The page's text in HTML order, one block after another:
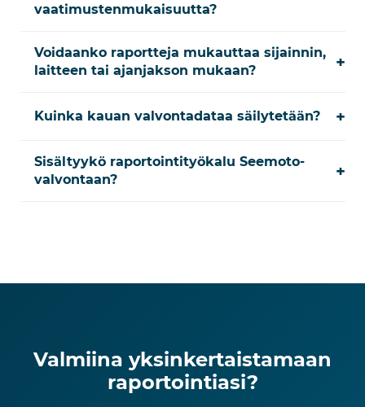
vaatimustenmukaisuutta?
Voidaanko raportteja mukauttaa sijainnin,
laitteen tai ajanjakson mukaan?
+
Kuinka kauan valvontadataa säilytetään? +
Sisältyykö raportointityökalu Seemoto-
valvontaan?
+
Valmiina yksinkertaistamaan
raportointiasi?